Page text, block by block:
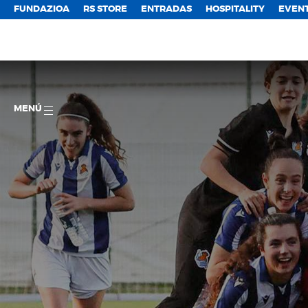
FUNDAZIOA RS STORE ENTRADAS HOSPITALITY
MENÚ